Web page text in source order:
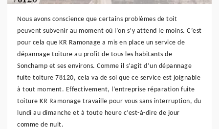
Nous avons conscience que certains problèmes de toit
peuvent subvenir au moment où l’on s’y attend le moins. C’est
pour cela que KR Ramonage a mis en place un service de
dépannage toiture au profit de tous les habitants de
Sonchamp et ses environs. Comme il s’agit d’un dépannage
fuite toiture 78120, cela va de soi que ce service est joignable
à tout moment. Effectivement, l’entreprise réparation fuite
toiture KR Ramonage travaille pour vous sans interruption, du
lundi au dimanche et à toute heure c’est-à-dire de jour
comme de nuit.